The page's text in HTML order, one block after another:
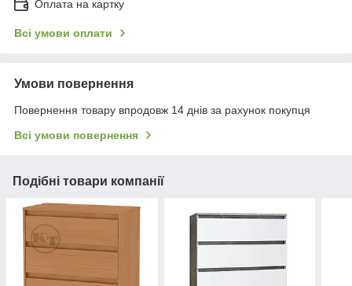
Оплата на картку
Всі умови оплати
Умови повернення
Повернення товару впродовж 14 днів за рахунок покупця
Всі умови повернення
Подібні товари компанії